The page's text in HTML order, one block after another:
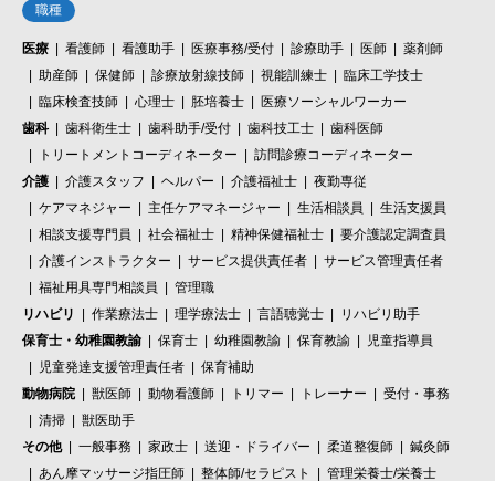
職種
医療 看護師 看護助手 医療事務/受付 診療助手 医師
薬剤師
助産師
保健師 診療放射線技師 視能訓練士
臨床工学技士
臨床検査技師
心理士 胚培養士
医療ソーシャルワーカー
歯科
歯科衛生士 歯科助手/受付 歯科技工士
歯科医師
トリートメントコーディネーター
訪問診療コーディネーター
介護
介護スタッフ ヘルパー 介護福祉士
夜勤専従
ケアマネジャー
主任ケアマネージャー 生活相談員
生活支援員
相談支援専門員
社会福祉士 精神保健福祉士
要介護認定調査員
介護インストラクター
サービス提供責任者
サービス管理責任者
福祉用具専門相談員
管理職
リハビリ
作業療法士 理学療法士 言語聴覚士
リハビリ助手
保育士・幼稚園教諭
保育士 幼稚園教諭 保育教諭
児童指導員
児童発達支援管理責任者
保育補助
動物病院
獣医師 動物看護師 トリマー トレーナー
受付・事務
清掃
獣医助手
その他
一般事務 家政士 送迎・ドライバー 柔道整復師
鍼灸師
あん摩マッサージ指圧師
整体師/セラピスト 管理栄養士/栄養士